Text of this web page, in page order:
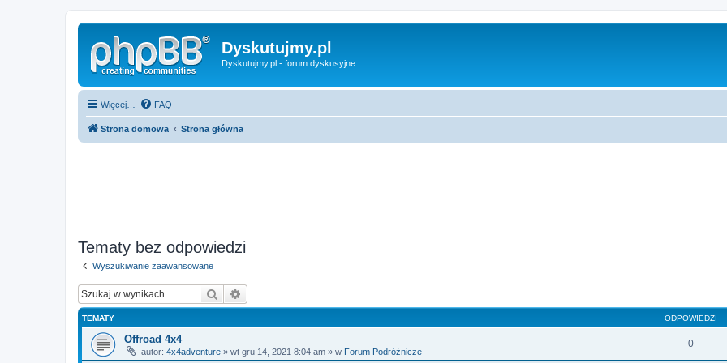
Dyskutujmy.pl
Dyskutujmy.pl - forum dyskusyjne
Więcej… FAQ
Strona domowa Strona główna
Tematy bez odpowiedzi
Wyszukiwanie zaawansowane
Szukaj
TEMATY ODPOWIEDZI
Offroad 4x4
autor: 4x4adventure » wt gru 14, 2021 8:04 am » w Forum Podróżnicze
0